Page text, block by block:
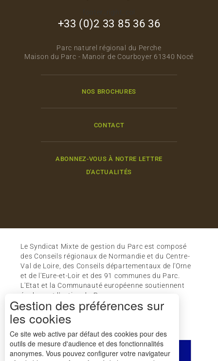
+33 (0)2 33 85 36 36
Parc naturel régional du Perche
Maison du Parc - Manoir de Courboyer 61340 Nocé
NOS BROCHURES
CONTACT
ABONNEZ-VOUS À NOTRE LETTRE
D'ACTUALITÉS
Le Syndicat Mixte de gestion du Parc est composé
des Conseils régionaux de Normandie et du Centre-
Val de Loire, des Conseils départementaux de l'Orne
et de l'Eure-et-Loir et des 91 communes du Parc.
L'Etat et la Communauté européenne soutiennent
également l'action du Parc.
Gestion des préférences sur
les cookies
Ce site web active par défaut des cookies pour des
outils de mesure d'audience et des fonctionnalités
anonymes. Vous pouvez configurer votre navigateur